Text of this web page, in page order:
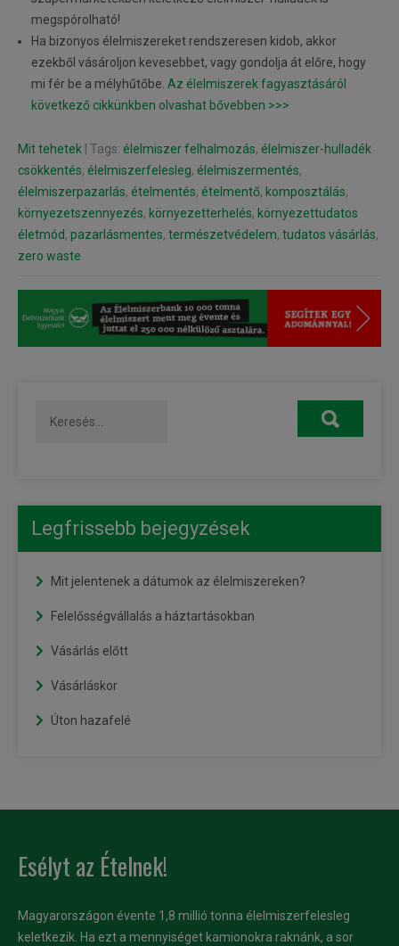
megspórolható!
Ha bizonyos élelmiszereket rendszeresen kidob, akkor
ezekből vásároljon kevesebbet, vagy gondolja át előre, hogy
mi fér be a mélyhűtőbe. Az élelmiszerek fagyasztásáról
következő cikkünkben olvashat bővebben >>>
Mit tehetek | Tags: élelmiszer felhalmozás, élelmiszer-hulladék
csökkentés, élelmiszerfelesleg, élelmiszermentés,
élelmiszerpazarlás, ételmentés, ételmentő, komposztálás,
környezetszennyezés, környezetterhelés, környezettudatos
életmód, pazarlásmentes, természetvédelem, tudatos vásárlás,
zero waste
Legfrissebb bejegyzések
Mit jelentenek a dátumok az élelmiszereken?
Felelősségvállalás a háztartásokban
Vásárlás előtt
Vásárláskor
Úton hazafelé
Esélyt az Ételnek!
Magyarországon évente 1,8 millió tonna élelmiszerfelesleg
keletkezik. Ha ezt a mennyiséget kamionokra raknánk, a sor